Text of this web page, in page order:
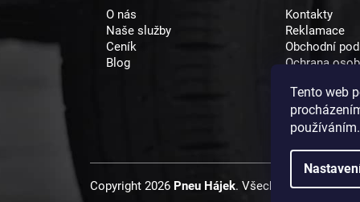
Tento web
a
O nás
Naše služby
Ceník
Blog
Kontakty
Reklamace
Obchodní
Ochrana
Copyright 2026 Pneu Hájek. Všechna práva